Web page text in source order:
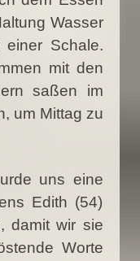
Wasser
einer Schale.
mit den
saßen im
um Mittag zu
uns eine
Edith (54)
damit wir sie
Worte